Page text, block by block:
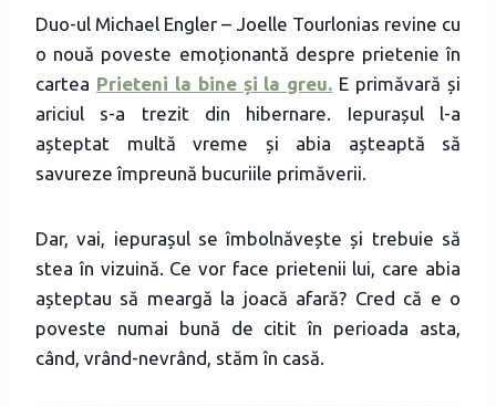
Duo-ul Michael Engler – Joelle Tourlonias revine cu
o nouă poveste emoționantă despre prietenie în
cartea Prieteni la bine și la greu. E primăvară și
ariciul s-a trezit din hibernare. Iepurașul l-a
așteptat multă vreme și abia așteaptă să
savureze împreună bucuriile primăverii.
Dar, vai, iepurașul se îmbolnăvește și trebuie să
stea în vizuină. Ce vor face prietenii lui, care abia
așteptau să meargă la joacă afară? Cred că e o
poveste numai bună de citit în perioada asta,
când, vrând-nevrând, stăm în casă.